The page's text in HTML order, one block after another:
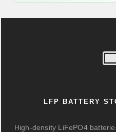
LFP BATTERY
High-density LiFePO4